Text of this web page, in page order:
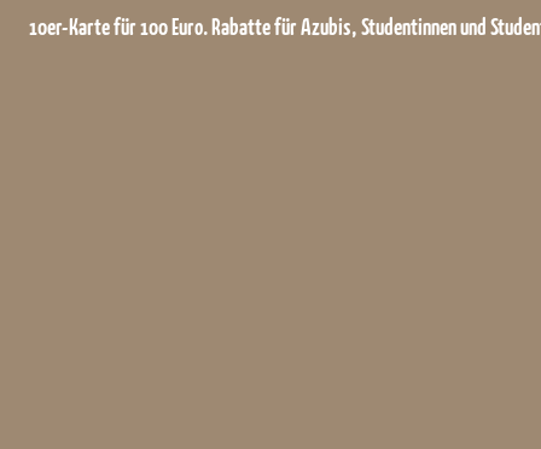
10er-Karte für 100 Euro. Rabatte für Azubis, Studentinnen und